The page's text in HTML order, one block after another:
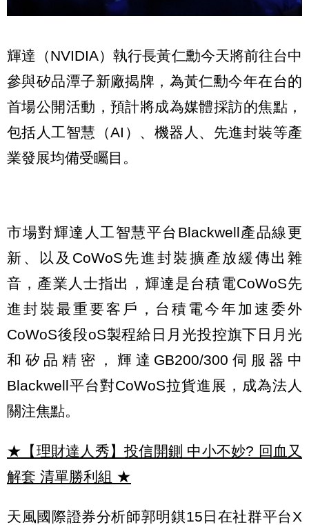
輝達（NVIDIA）執行長黃仁勳今天將前往台中
參與矽品潭子新廠揭牌，為黃仁勳今年在台的
首場公開活動，預計將成為媒體採訪的焦點，
包括人工智慧（AI）、機器人、先進封裝等產
業發展均備受矚目。
市場對輝達人工智慧平台Blackwell產品線更
新、以及CoWoS先進封裝擴產放緩傳出雜
音，產業人士指出，輝達是台積電CoWoS先
進封裝最重要客戶，台積電今年加速委外
CoWoS後段oS製程給日月光投控旗下日月光
和矽品精密，輝達GB200/300伺服器中
Blackwell平台對CoWoS拉貨進展，成為法人
關注焦點。
★【理財達人秀】投信開鍘 中小不妙? 回血又
解套 清單勝利組 ★
天風國際證券分析師郭明錤15日在社群平台X